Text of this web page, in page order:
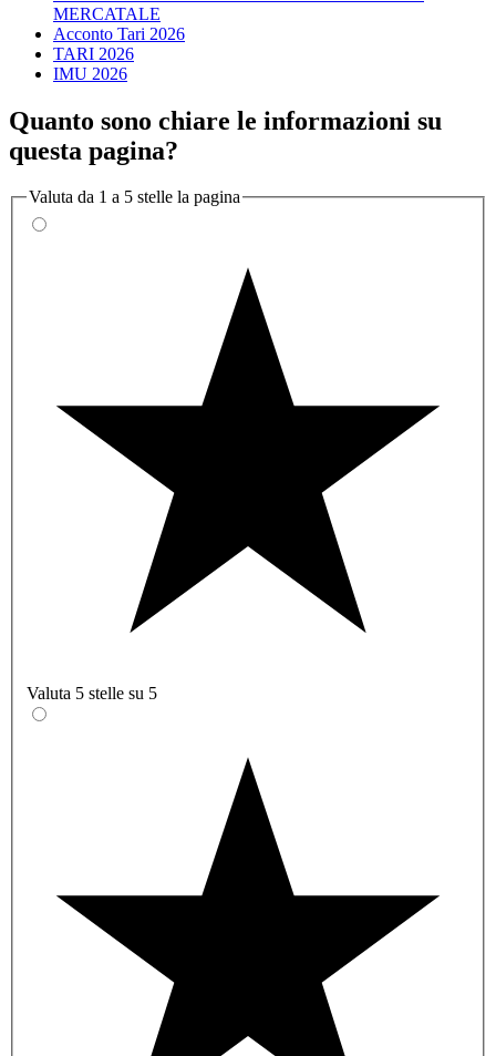
MERCATALE
Acconto Tari 2026
TARI 2026
IMU 2026
Quanto sono chiare le informazioni su
questa pagina?
Valuta da 1 a 5 stelle la pagina
Valuta 5 stelle su 5